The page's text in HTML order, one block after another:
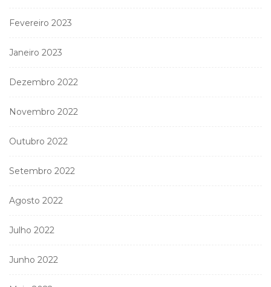
Fevereiro 2023
Janeiro 2023
Dezembro 2022
Novembro 2022
Outubro 2022
Setembro 2022
Agosto 2022
Julho 2022
Junho 2022